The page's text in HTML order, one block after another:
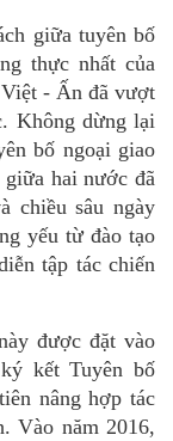
giữa tuyên bố
thực nhất của
- Ấn đã vượt
Không dừng lại
bố ngoại giao
hai nước đã
chiều sâu ngày
yếu từ đào tạo
ễn tập tác chiến
được đặt vào
kết Tuyên bố
nâng hợp tác
Vào năm 2016,